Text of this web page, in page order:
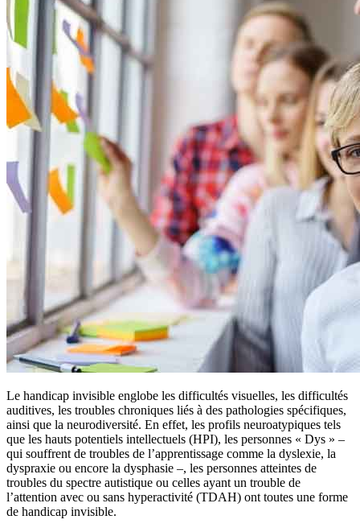
Le handicap invisible englobe les difficultés visuelles, les difficultés
auditives, les troubles chroniques liés à des pathologies spécifiques,
ainsi que la neurodiversité. En effet, les profils neuroatypiques tels
que les hauts potentiels intellectuels (HPI), les personnes « Dys » –
qui souffrent de troubles de l’apprentissage comme la dyslexie, la
dyspraxie ou encore la dysphasie –, les personnes atteintes de
troubles du spectre autistique ou celles ayant un trouble de
l’attention avec ou sans hyperactivité (TDAH) ont toutes une forme
de handicap invisible.